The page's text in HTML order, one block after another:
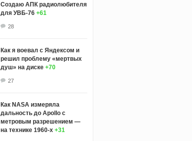
Создаю АПК радиолюбителя
для УВБ-76 +61
28
Как я воевал с Яндексом и
решил проблему «мертвых
душ» на диске +70
27
Как NASA измеряла
дальность до Apollo с
метровым разрешением —
на технике 1960-х +31